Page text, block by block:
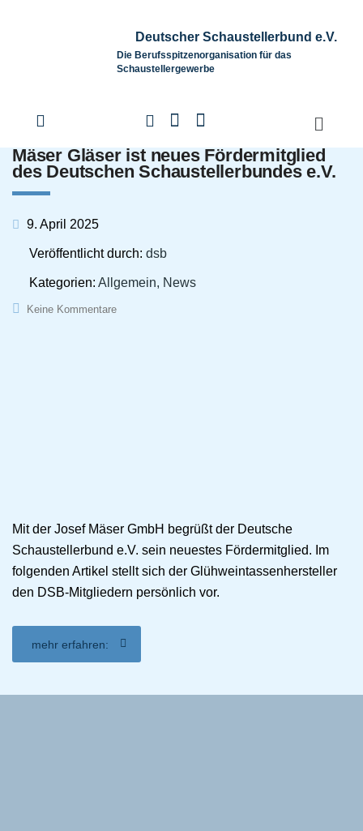
Deutscher Schaustellerbund e.V.
Die Berufsspitzenorganisation für das
Schaustellergewerbe
Mäser Gläser ist neues Fördermitglied
des Deutschen Schaustellerbundes e.V.
9. April 2025
Veröffentlicht durch: dsb
Kategorien: Allgemein, News
Keine Kommentare
Mit der Josef Mäser GmbH begrüßt der Deutsche
Schaustellerbund e.V. sein neuestes Fördermitglied. Im
folgenden Artikel stellt sich der Glühweintassenhersteller
den DSB-Mitgliedern persönlich vor.
mehr erfahren: